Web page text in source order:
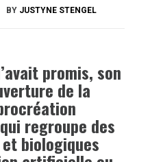
BY JUSTYNE STENGEL
promis, son
de la
regroupe des
biologiques